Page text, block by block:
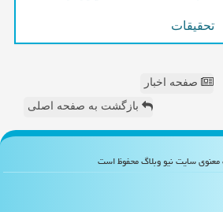
تحقیقات
صفحه اخبار
بازگشت به صفحه اصلی